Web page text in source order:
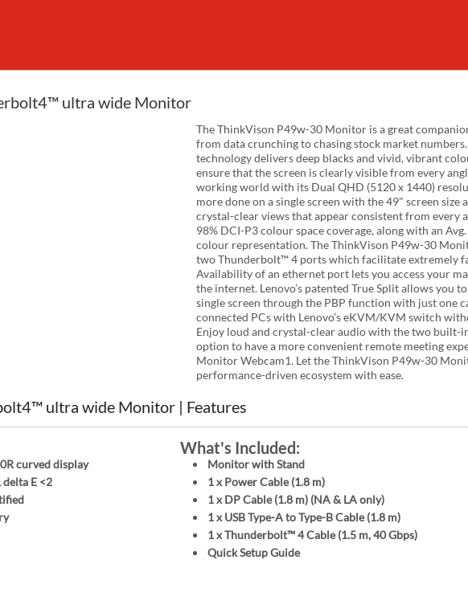
i tamnih scena, dok visok kontrast doprinosi bogatijem i realističnijem
prozore, aplikacije i alate bez osjećaja ograničenog prostora.
bogata povezivost. ThinkVision P49w-30 dolazi s Thunderbolt 4
napajanje prijenosnih računala putem jednog kabela, čime
1.4, RJ-45 mrežni priključak te velik broj USB-A i USB-C
Integrirani KVM i eKVM switch omogućuju jednostavno
korisnike i napredna poslovna okruženja.
načine rada, što omogućuje prikaz sadržaja s više uređaja
multitasking na ogromnoj ultrawide površini zaslona.
udobnost korištenja. Monitor omogućuje podešavanje visine,
višesatnog rada. Napredni certifikati za zaštitu očiju dodatno
dizajnom koji se savršeno uklapa u moderna poslovna
profesionalni izgled. Integrirano upravljanje kabelima omogućuje
ultra wide Monitor
The ThinkVison P49w-30 Monitor is a great
from data crunching to chasing stock market
technology delivers deep blacks and vivid, vibrant
ensure that the screen is clearly visible from every
working world with its Dual QHD (5120 x 1440)
more done on a single screen with the 49" screen size
crystal-clear views that appear consistent from every
98% DCI-P3 colour space coverage, along with an
colour representation. The ThinkVison P49w-30
two Thunderbolt™ 4 ports which facilitate extremely
Availability of an ethernet port lets you access your
the internet. Lenovo’s patented True Split allows you
single screen through the PBP function with just one
connected PCs with Lenovo’s eKVM/KVM switch
Enjoy loud and crystal-clear audio with the two built-
option to have a more convenient remote meeting
Monitor Webcam1. Let the ThinkVison P49w-30
performance-driven ecosystem with ease.
ultra wide Monitor | Features
curved display
delta E <2
What's Included:
Monitor with Stand
1 x Power Cable (1.8 m)
1 x DP Cable (1.8 m) (NA & LA only)
1 x USB Type-A to Type-B Cable (1.8 m)
1 x Thunderbolt™ 4 Cable (1.5 m, 40 Gbps)
Quick Setup Guide